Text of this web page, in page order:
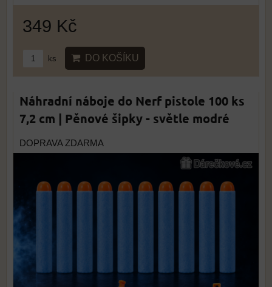
349 Kč
ks DO KOŠÍKU
Náhradní náboje do Nerf pistole 100 ks
7,2 cm | Pěnové šipky - světle modré
DOPRAVA ZDARMA